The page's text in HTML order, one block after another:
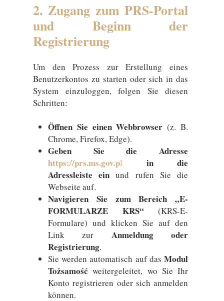
2. Zugang zum PRS-Portal
und Beginn der
Registrierung
Um den Prozess zur Erstellung eines
Benutzerkontos zu starten oder sich in das
System einzuloggen, folgen Sie diesen
Schritten:
Öffnen Sie einen Webbrowser (z. B.
Chrome, Firefox, Edge).
Geben Sie die Adresse
https://prs.ms.gov.pl
in die
Adressleiste ein und rufen Sie die
Webseite auf.
Navigieren Sie zum Bereich „E-
FORMULARZE KRS“(KRS-E-
Formulare) und klicken Sie auf den
Link zur Anmeldung oder
Registrierung.
Sie werden automatisch auf das Modul
Tożsamość weitergeleitet, wo Sie Ihr
Konto registrieren oder sich anmelden
können.